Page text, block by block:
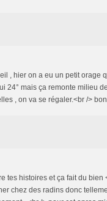
, hier on a eu un petit orage
24° mais ça remonte milieu
, on va se régaler.<br />
tes histoires et ça fait du
chez des radins donc